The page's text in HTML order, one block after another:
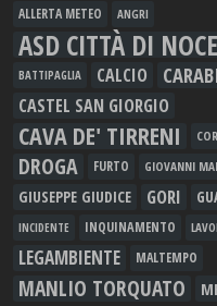
ALLERTA METEO ANGRI
ASD CITTÀ DI
BATTIPAGLIA CALCIO
CASTEL SAN GIORGIO
CAVA DE' TIRRENI
DROGA FURTO GIOVANNI
GIUSEPPE GIUDICE GORI
INCIDENTE INQUINAMENTO
LEGAMBIENTE MALTEMPO
MANLIO TORQUATO